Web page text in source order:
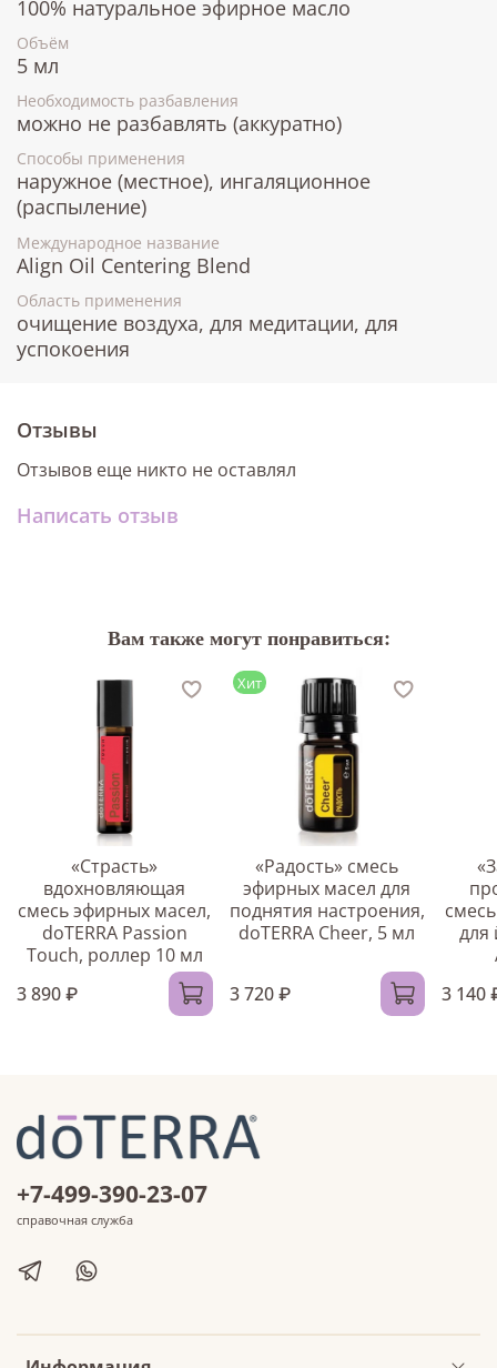
100% натуральное эфирное масло
Объём
5 мл
Необходимость разбавления
можно не разбавлять (аккуратно)
Способы применения
наружное (местное), ингаляционное
(распыление)
Международное название
Align Oil Centering Blend
Область применения
очищение воздуха, для медитации, для
успокоения
Отзывы
Отзывов еще никто не оставлял
Написать отзыв
Вам также могут понравиться:
«Страсть»
вдохновляющая
смесь эфирных масел,
doTERRA Passion
Touch, роллер 10 мл
3 890 ₽
Хит
«Радость» смесь
эфирных масел для
поднятия настроения,
doTERRA Cheer, 5 мл
3 720 ₽
для
3 140
+7-499-390-23-07
справочная служба